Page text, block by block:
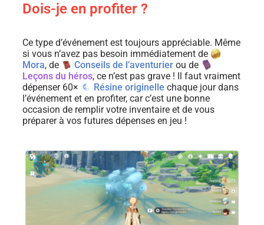
Dois-je en profiter ?
Ce type d’événement est toujours appréciable. Même
si vous n’avez pas besoin immédiatement de
Mora, de Conseils de l’aventurier ou de
Leçons du héros, ce n’est pas grave ! Il faut vraiment
dépenser 60×
Résine originelle chaque jour dans
l’événement et en profiter, car c’est une bonne
occasion de remplir votre inventaire et de vous
préparer à vos futures dépenses en jeu !